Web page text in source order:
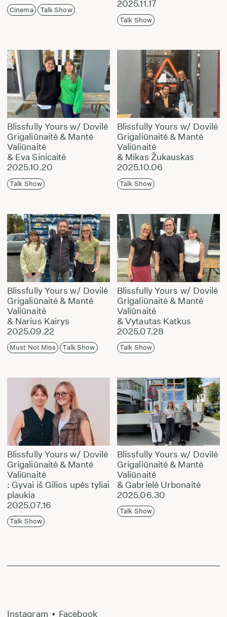
Cinema Talk Show
2025.11.17
Talk Show
Blissfully Yours w/ Dovilė
Grigaliūnaitė & Mantė
Valiūnaitė
& Eva Sinicaitė
2025.10.20
Talk Show
Blissfully Yours w/ Dovilė
Grigaliūnaitė & Mantė
Valiūnaitė
& Mikas Žukauskas
2025.10.06
Talk Show
Blissfully Yours w/ Dovilė
Grigaliūnaitė & Mantė
Valiūnaitė
& Narius Kairys
2025.09.22
Must Not Miss Talk Show
Blissfully Yours w/ Dovilė
Grigaliūnaitė & Mantė
Valiūnaitė
& Vytautas Katkus
2025.07.28
Talk Show
Blissfully Yours w/ Dovilė
Grigaliūnaitė & Mantė
Valiūnaitė
: Gyvai iš Gilios upės tyliai
plaukia
2025.07.16
Talk Show
Blissfully Yours w/ Dovilė
Grigaliūnaitė & Mantė
Valiūnaitė
& Gabrielė Urbonaitė
2025.06.30
Talk Show
Instagram • Facebook